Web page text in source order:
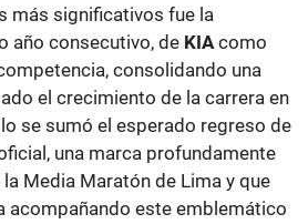
más significativos fue la
año consecutivo, de KIAcomo
consolidando una
el crecimiento de la carrera en
se sumó el esperado regreso de
una marca profundamente
Media Maratón de Lima y que
acompañando este emblemático